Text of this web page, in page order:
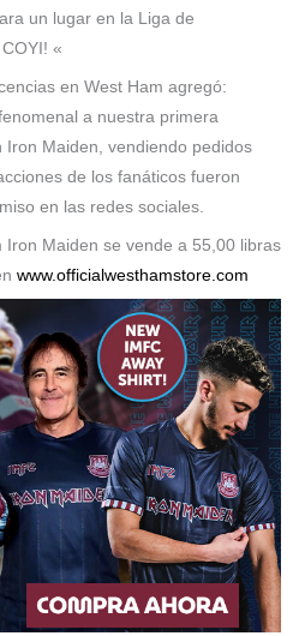
un lugar en la Liga de
«
en West Ham agregó:
a nuestra primera
Maiden, vendiendo pedidos
de los fanáticos fueron
en las redes sociales.
Iron Maiden se vende a 55,00 libras
www.officialwesthamstore.com